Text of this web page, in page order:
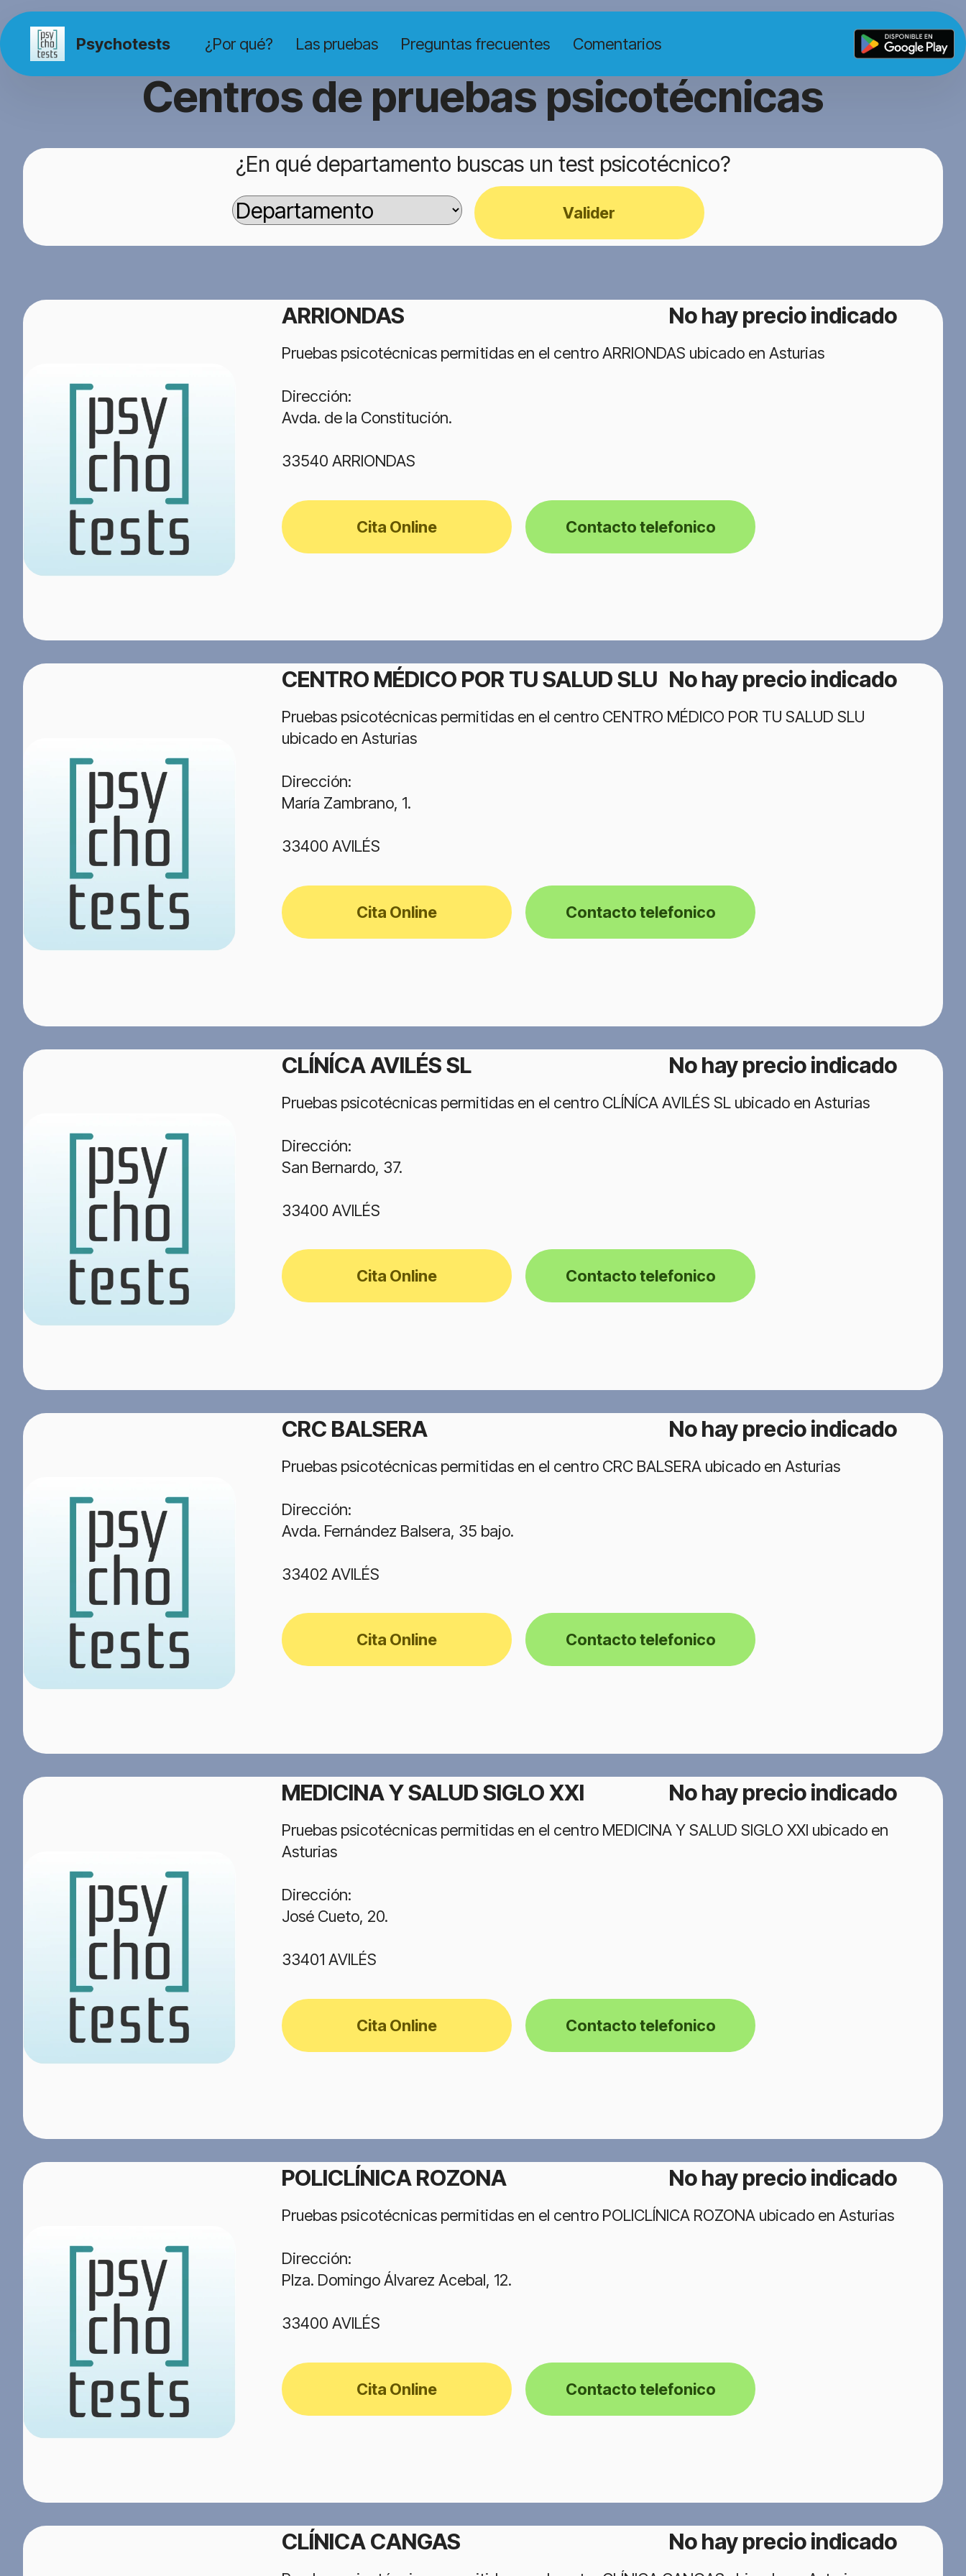
Psychotests ¿Por qué? Las pruebas Preguntas frecuentes Comentarios
Centros de pruebas psicotécnicas
¿En qué departamento buscas un test psicotécnico?
Valider
ARRIONDAS No hay precio indicado
Pruebas psicotécnicas permitidas en el centro ARRIONDAS ubicado en Asturias
Dirección:
Avda. de la Constitución.
33540 ARRIONDAS
Cita Online Contacto telefonico
CENTRO MÉDICO POR TU SALUD SLU No hay precio indicado
Pruebas psicotécnicas permitidas en el centro CENTRO MÉDICO POR TU SALUD SLU
ubicado en Asturias
Dirección:
María Zambrano, 1.
33400 AVILÉS
Cita Online Contacto telefonico
CLÍNÍCA AVILÉS SL No hay precio indicado
Pruebas psicotécnicas permitidas en el centro CLÍNÍCA AVILÉS SL ubicado en Asturias
Dirección:
San Bernardo, 37.
33400 AVILÉS
Cita Online Contacto telefonico
CRC BALSERA No hay precio indicado
Pruebas psicotécnicas permitidas en el centro CRC BALSERA ubicado en Asturias
Dirección:
Avda. Fernández Balsera, 35 bajo.
33402 AVILÉS
Cita Online Contacto telefonico
MEDICINA Y SALUD SIGLO XXI No hay precio indicado
Pruebas psicotécnicas permitidas en el centro MEDICINA Y SALUD SIGLO XXI ubicado en
Asturias
Dirección:
José Cueto, 20.
33401 AVILÉS
Cita Online Contacto telefonico
POLICLÍNICA ROZONA No hay precio indicado
Pruebas psicotécnicas permitidas en el centro POLICLÍNICA ROZONA ubicado en Asturias
Dirección:
Plza. Domingo Álvarez Acebal, 12.
33400 AVILÉS
Cita Online Contacto telefonico
CLÍNICA CANGAS No hay precio indicado